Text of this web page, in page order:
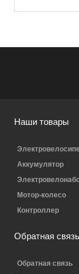
Наши товары
Аккумулятор
Мотор-колесо
Контроллер
Обратная связь
Обратная связь